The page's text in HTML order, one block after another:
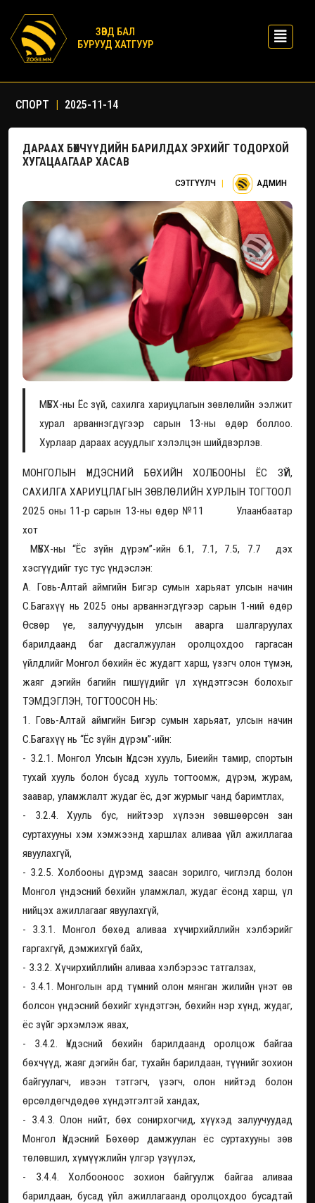
ЗӨВД БАЛ
БУРУУД ХАТГУУР
СПОРТ | 2025-11-14
ДАРААХ БӨХЧҮҮДИЙН БАРИЛДАХ ЭРХИЙГ ТОДОРХОЙ
ХУГАЦААГААР ХАСАВ
СЭТГҮҮЛЧ | АДМИН
МҮБХ-ны Ёс зүй, сахилга хариуцлагын зөвлөлийн ээлжит
хурал арваннэгдүгээр сарын 13-ны өдөр боллоо.
Хурлаар дараах асуудлыг хэлэлцэн шийдвэрлэв.
МОНГОЛЫН ҮНДЭСНИЙ БӨХИЙН ХОЛБООНЫ ЁС ЗҮЙ,
САХИЛГА ХАРИУЦЛАГЫН ЗӨВЛӨЛИЙН ХУРЛЫН ТОГТООЛ
2025 оны 11-р сарын 13-ны өдөр №11 Улаанбаатар
хот
МҮБХ-ны “Ёс зүйн дүрэм”-ийн 6.1, 7.1, 7.5, 7.7 дэх
хэсгүүдийг тус тус үндэслэн:
А. Говь-Алтай аймгийн Бигэр сумын харьяат улсын начин
С.Багахүү нь 2025 оны арваннэгдүгээр сарын 1-ний өдөр
Өсвөр үе, залуучуудын улсын аварга шалгаруулах
барилдаанд баг дасгалжуулан оролцохдоо гаргасан
үйлдлийг Монгол бөхийн ёс жудагт харш, үзэгч олон түмэн,
жаяг дэгийн багийн гишүүдийг үл хүндэтгэсэн болохыг
ТЭМДЭГЛЭН, ТОГТООСОН НЬ:
1. Говь-Алтай аймгийн Бигэр сумын харьяат, улсын начин
С.Багахүү нь “Ёс зүйн дүрэм”-ийн:
- 3.2.1. Монгол Улсын Үндсэн хууль, Биеийн тамир, спортын
тухай хууль болон бусад хууль тогтоомж, дүрэм, журам,
заавар, уламжлалт жудаг ёс, дэг журмыг чанд баримтлах,
- 3.2.4. Хууль бус, нийтээр хүлээн зөвшөөрсөн зан
суртахууны хэм хэмжээнд харшлах аливаа үйл ажиллагаа
явуулахгүй,
- 3.2.5. Холбооны дүрэмд заасан зорилго, чиглэлд болон
Монгол үндэсний бөхийн уламжлал, жудаг ёсонд харш, үл
нийцэх ажиллагааг явуулахгүй,
- 3.3.1. Монгол бөхөд аливаа хүчирхийллийн хэлбэрийг
гаргахгүй, дэмжихгүй байх,
- 3.3.2. Хүчирхийллийн аливаа хэлбэрээс татгалзах,
- 3.4.1. Монголын ард түмний олон мянган жилийн үнэт өв
болсон үндэсний бөхийг хүндэтгэн, бөхийн нэр хүнд, жудаг,
ёс зүйг эрхэмлэж явах,
- 3.4.2. Үндэсний бөхийн барилдаанд оролцож байгаа
бөхчүүд, жаяг дэгийн баг, тухайн барилдаан, түүнийг зохион
байгуулагч, ивээн тэтгэгч, үзэгч, олон нийтэд болон
өрсөлдөгчдөдөө хүндэтгэлтэй хандах,
- 3.4.3. Олон нийт, бөх сонирхогчид, хүүхэд залуучуудад
Монгол Үндэсний Бөхөөр дамжуулан ёс суртахууны зөв
төлөвшил, хүмүүжлийн үлгэр үзүүлэх,
- 3.4.4. Холбооноос зохион байгуулж байгаа аливаа
барилдаан, бусад үйл ажиллагаанд оролцохдоо бусадтай